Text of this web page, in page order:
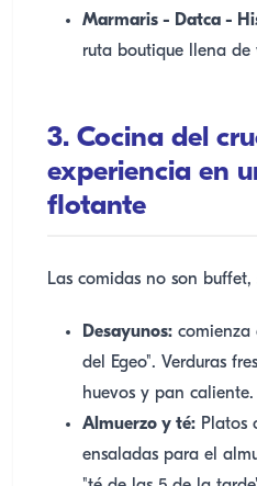
Marmaris - Datca -
ruta boutique llena de
3. Cocina del
experiencia en
flotante
Las comidas no son
Desayunos: comienza
del Egeo". Verduras
huevos y pan caliente.
Almuerzo y té: Platos
ensaladas para el